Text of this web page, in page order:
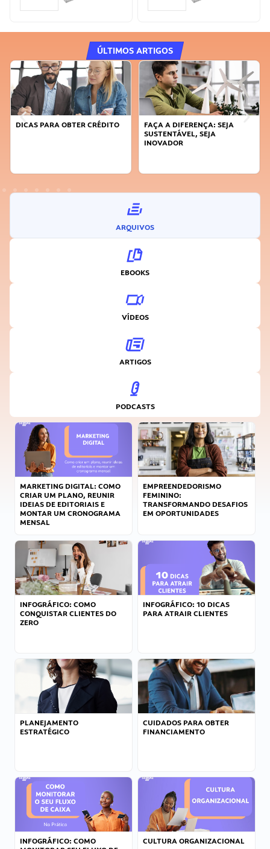
ÚLTIMOS ARTIGOS
DICAS PARA OBTER CRÉDITO
FAÇA A DIFERENÇA: SEJA
SUSTENTÁVEL, SEJA
INOVADOR
ARQUIVOS
EBOOKS
VÍDEOS
ARTIGOS
PODCASTS
MARKETING DIGITAL: COMO
CRIAR UM PLANO, REUNIR
IDEIAS DE EDITORIAIS E
MONTAR UM CRONOGRAMA
MENSAL
EMPREENDEDORISMO
FEMININO:
TRANSFORMANDO DESAFIOS
EM OPORTUNIDADES
INFOGRÁFICO: COMO
CONQUISTAR CLIENTES DO
ZERO
INFOGRÁFICO: 10 DICAS
PARA ATRAIR CLIENTES
PLANEJAMENTO
ESTRATÉGICO
CUIDADOS PARA OBTER
FINANCIAMENTO
INFOGRÁFICO: COMO
CULTURA ORGANIZACIONAL